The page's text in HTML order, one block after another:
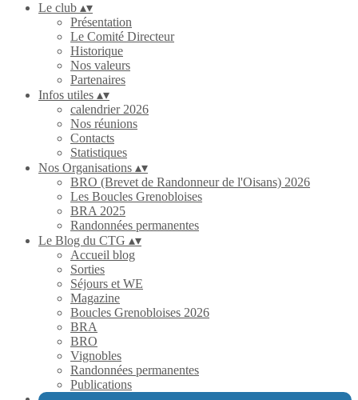
Le club ▴▾
Présentation
Le Comité Directeur
Historique
Nos valeurs
Partenaires
Infos utiles ▴▾
calendrier 2026
Nos réunions
Contacts
Statistiques
Nos Organisations ▴▾
BRO (Brevet de Randonneur de l'Oisans) 2026
Les Boucles Grenobloises
BRA 2025
Randonnées permanentes
Le Blog du CTG ▴▾
Accueil blog
Sorties
Séjours et WE
Magazine
Boucles Grenobloises 2026
BRA
BRO
Vignobles
Randonnées permanentes
Publications